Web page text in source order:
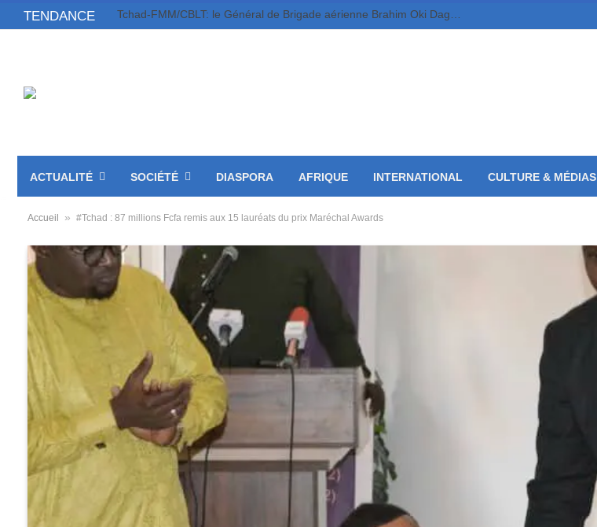
TENDANCE Tchad-FMM/CBLT: le Général de Brigade aérienne Brahim Oki Dagache prend la relève du Général Djonkep Frédéric.
ACTUALITÉ SOCIÉTÉ DIASPORA AFRIQUE INTERNATIONAL CULTURE & MÉDIAS
Accueil » #Tchad : 87 millions Fcfa remis aux 15 lauréats du prix Maréchal Awards